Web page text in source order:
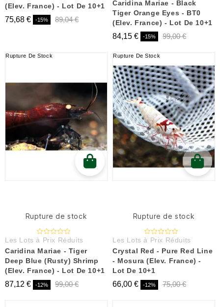
(Elev. France) - Lot De 10+1
75,68 € -15% 89,04 €
Caridina Mariae - Black
Tiger Orange Eyes - BT0
(Elev. France) - Lot De 10+1
84,15 € -15% 99,00 €
Rupture De Stock
Rupture de stock
Les Lots à Prix Réduits
Caridina Mariae - Tiger
Deep Blue (Rusty) Shrimp
(Elev. France) - Lot De 10+1
87,12 € -12% 99,00 €
Rupture De Stock
Rupture de stock
Les Lots à Prix Réduits
Crystal Red - Pure Red Line
- Mosura (Elev. France) -
Lot De 10+1
66,00 € -12% 75,00 €